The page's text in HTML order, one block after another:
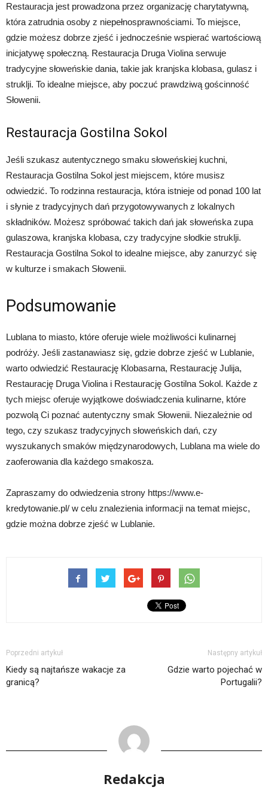
Restauracja jest prowadzona przez organizację charytatywną,
która zatrudnia osoby z niepełnosprawnościami. To miejsce,
gdzie możesz dobrze zjeść i jednocześnie wspierać wartościową
inicjatywę społeczną. Restauracja Druga Violina serwuje
tradycyjne słoweńskie dania, takie jak kranjska klobasa, gulasz i
struklji. To idealne miejsce, aby poczuć prawdziwą gościnność
Słowenii.
Restauracja Gostilna Sokol
Jeśli szukasz autentycznego smaku słoweńskiej kuchni,
Restauracja Gostilna Sokol jest miejscem, które musisz
odwiedzić. To rodzinna restauracja, która istnieje od ponad 100 lat
i słynie z tradycyjnych dań przygotowywanych z lokalnych
składników. Możesz spróbować takich dań jak słoweńska zupa
gulaszowa, kranjska klobasa, czy tradycyjne słodkie struklji.
Restauracja Gostilna Sokol to idealne miejsce, aby zanurzyć się
w kulturze i smakach Słowenii.
Podsumowanie
Lublana to miasto, które oferuje wiele możliwości kulinarnej
podróży. Jeśli zastanawiasz się, gdzie dobrze zjeść w Lublanie,
warto odwiedzić Restaurację Klobasarna, Restaurację Julija,
Restaurację Druga Violina i Restaurację Gostilna Sokol. Każde z
tych miejsc oferuje wyjątkowe doświadczenia kulinarne, które
pozwolą Ci poznać autentyczny smak Słowenii. Niezależnie od
tego, czy szukasz tradycyjnych słoweńskich dań, czy
wyszukanych smaków międzynarodowych, Lublana ma wiele do
zaoferowania dla każdego smakosza.
Zapraszamy do odwiedzenia strony https://www.e-
kredytowanie.pl/ w celu znalezienia informacji na temat miejsc,
gdzie można dobrze zjeść w Lublanie.
Poprzedni artykuł
Kiedy są najtańsze wakacje za
granicą?
Następny artykuł
Gdzie warto pojechać w
Portugalii?
Redakcja